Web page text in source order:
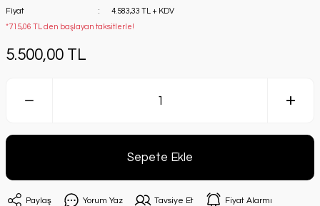
Fiyat
4.583,33 TL + KDV
*715,06 TL den başlayan taksitlerle!
5.500,00 TL
Sepete Ekle
Paylaş Yorum Yaz Tavsiye Et Fiyat Alarmı